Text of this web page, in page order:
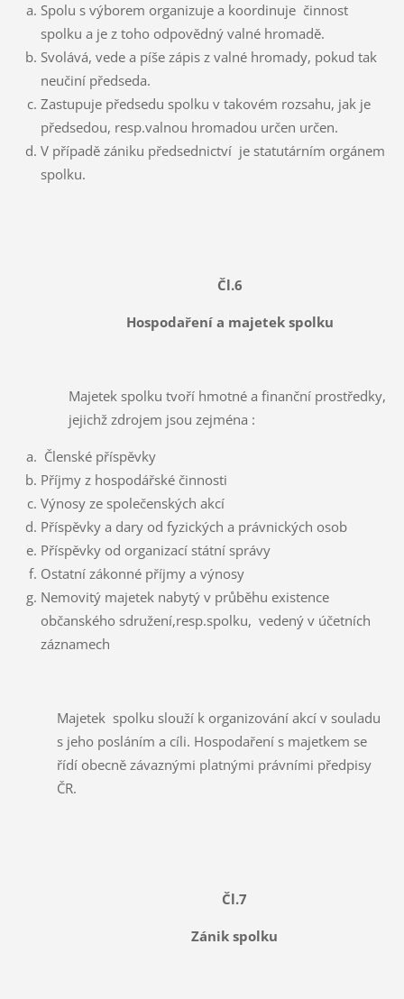
Spolu s výborem organizuje a koordinuje činnost
spolku a je z toho odpovědný valné hromadě.
Svolává, vede a píše zápis z valné hromady, pokud tak
neučiní předseda.
Zastupuje předsedu spolku v takovém rozsahu, jak je
předsedou, resp.valnou hromadou určen určen.
V případě zániku předsednictví je statutárním orgánem
spolku.
Čl.6
Hospodaření a majetek spolku
Majetek spolku tvoří hmotné a finanční prostředky,
jejichž zdrojem jsou zejména :
Členské příspěvky
Příjmy z hospodářské činnosti
Výnosy ze společenských akcí
Příspěvky a dary od fyzických a právnických osob
Příspěvky od organizací státní správy
Ostatní zákonné příjmy a výnosy
Nemovitý majetek nabytý v průběhu existence
občanského sdružení,resp.spolku, vedený v účetních
záznamech
Majetek spolku slouží k organizování akcí v souladu
s jeho posláním a cíli. Hospodaření s majetkem se
řídí obecně závaznými platnými právními předpisy
ČR.
Čl.7
Zánik spolku